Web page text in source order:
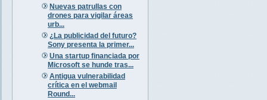
Nuevas patrullas con
drones para vigilar áreas
urb...
¿La publicidad del futuro?
Sony presenta la primer...
Una startup financiada por
Microsoft se hunde tras...
Antigua vulnerabilidad
crítica en el webmail
Round...